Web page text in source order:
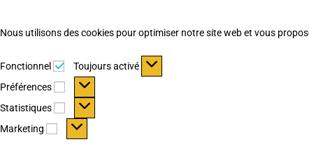
Nous utilisons des cookies pour optimiser notre site web et vous
Fonctionnel Fonctionnel
Toujours activé
Préférences
Préférences
Statistiques Statistiques
Marketing Marketing